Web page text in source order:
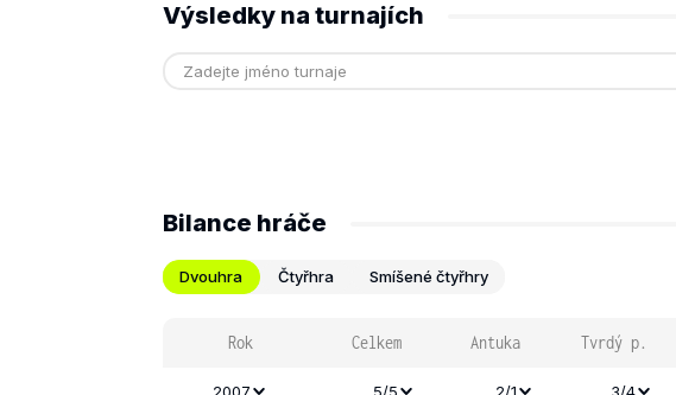
Výsledky na turnajích
Bilance hráče
Dvouhra Čtyřhra Smíšené čtyřhry
Rok Celkem Antuka Tvrdý p.
2007 5/5 2/1 3/4